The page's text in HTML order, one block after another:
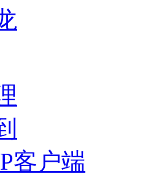
客户端